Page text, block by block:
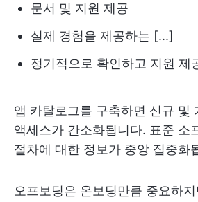
문서 및 지원 제공
실제 경험을 제공하는 [...]
정기적으로 확인하고 지원 제
앱 카탈로그를 구축하면 신규 및
액세스가 간소화됩니다. 표준 소
절차에 대한 정보가 중앙 집중화
오프보딩은 온보딩만큼 중요하